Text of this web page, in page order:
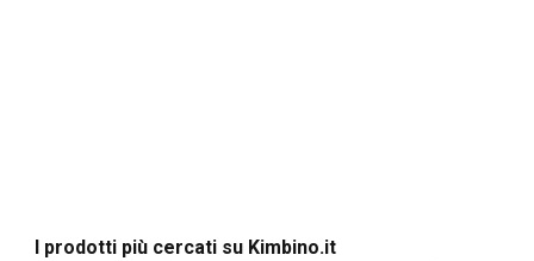
I prodotti più cercati su Kimbino.it